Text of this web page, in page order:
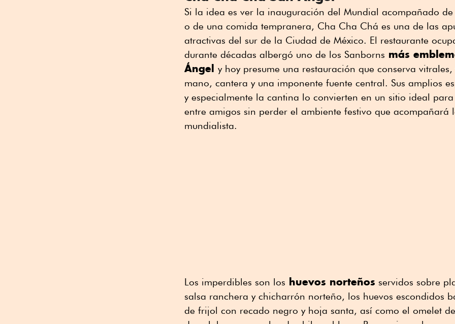
Si la idea es ver la inauguración del Mundial acompañado
o de una comida tempranera, Cha Cha Chá es una de las
atractivas del sur de la Ciudad de México. El restaurante
durante décadas albergó uno de los Sanborns más
Ángel y hoy presume una restauración que conserva
mano, cantera y una imponente fuente central. Sus amplios
y especialmente la cantina lo convierten en un sitio ideal
entre amigos sin perder el ambiente festivo que acompañará
mundialista.
Los imperdibles son los huevos norteños servidos sobre
salsa ranchera y chicharrón norteño, los huevos escondidos
de frijol con recado negro y hoja santa, así como el omelet